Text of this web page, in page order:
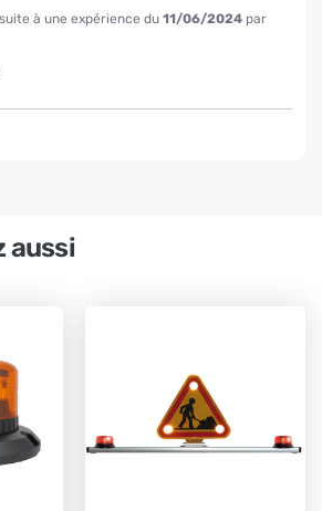
à une expérience du 11/06/2024 par
aussi